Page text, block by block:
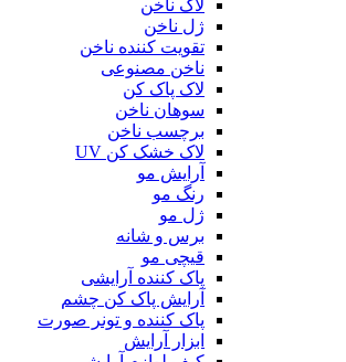
لاک ناخن
ژل ناخن
تقویت کننده ناخن
ناخن مصنوعی
لاک پاک کن
سوهان ناخن
برچسب ناخن
لاک خشک کن UV
آرایش مو
رنگ مو
ژل مو
برس و شانه
قیچی مو
پاک کننده آرایشی
آرایش پاک کن چشم
پاک کننده و تونر صورت
ابزار آرایش